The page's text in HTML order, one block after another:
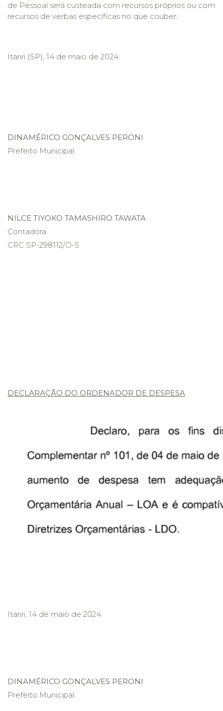
de Pessoal será custeada com recursos próprios ou com
recursos de verbas específicas no que couber.
Itariri (SP), 14 de maio de 2024.
DINAMÉRICO GONÇALVES PERONI
Prefeito Municipal
NILCE TIYOKO TAMASHIRO TAWATA
Contadora
CRC SP-298112/O-5
DECLARAÇÃO DO ORDENADOR DE DESPESA
Itariri, 14 de maio de 2024.
DINAMÉRICO GONÇALVES PERONI
Prefeito Municipal